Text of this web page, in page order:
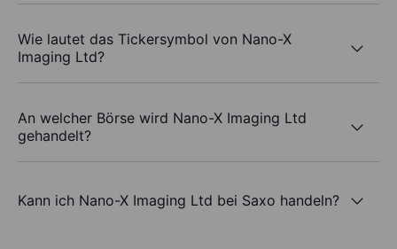
Wie lautet das Tickersymbol von Nano-X
Imaging Ltd?
An welcher Börse wird Nano-X Imaging Ltd
gehandelt?
Kann ich Nano-X Imaging Ltd bei Saxo handeln?